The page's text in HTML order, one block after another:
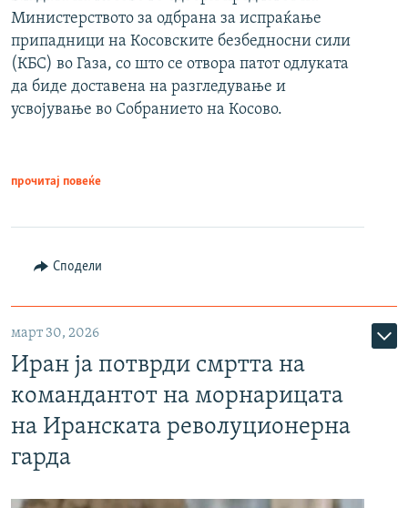
Министерството за одбрана за испраќање
припадници на Косовските безбедносни сили
(КБС) во Газа, со што се отвора патот одлуката
да биде доставена на разгледување и
усвојување во Собранието на Косово.
прочитај повеќе
Сподели
март 30, 2026
Иран ја потврди смртта на
командантот на морнарицата
на Иранската револуционерна
гарда